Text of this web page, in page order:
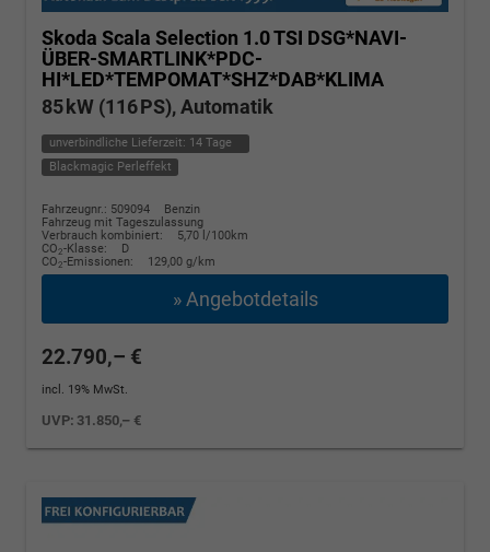
Skoda Scala Selection 1.0 TSI DSG*NAVI-
ÜBER-SMARTLINK*PDC-
HI*LED*TEMPOMAT*SHZ*DAB*KLIMA
85 kW (116 PS), Automatik
unverbindliche Lieferzeit: 14 Tage
Blackmagic Perleffekt
Fahrzeugnr.: 509094
Benzin
Fahrzeug mit Tageszulassung
Verbrauch kombiniert:
5,70 l/100km
CO2-Klasse:
D
CO2-Emissionen: 129,00 g/km
» Angebotdetails
22.790,– €
incl. 19% MwSt.
UVP: 31.850,– €